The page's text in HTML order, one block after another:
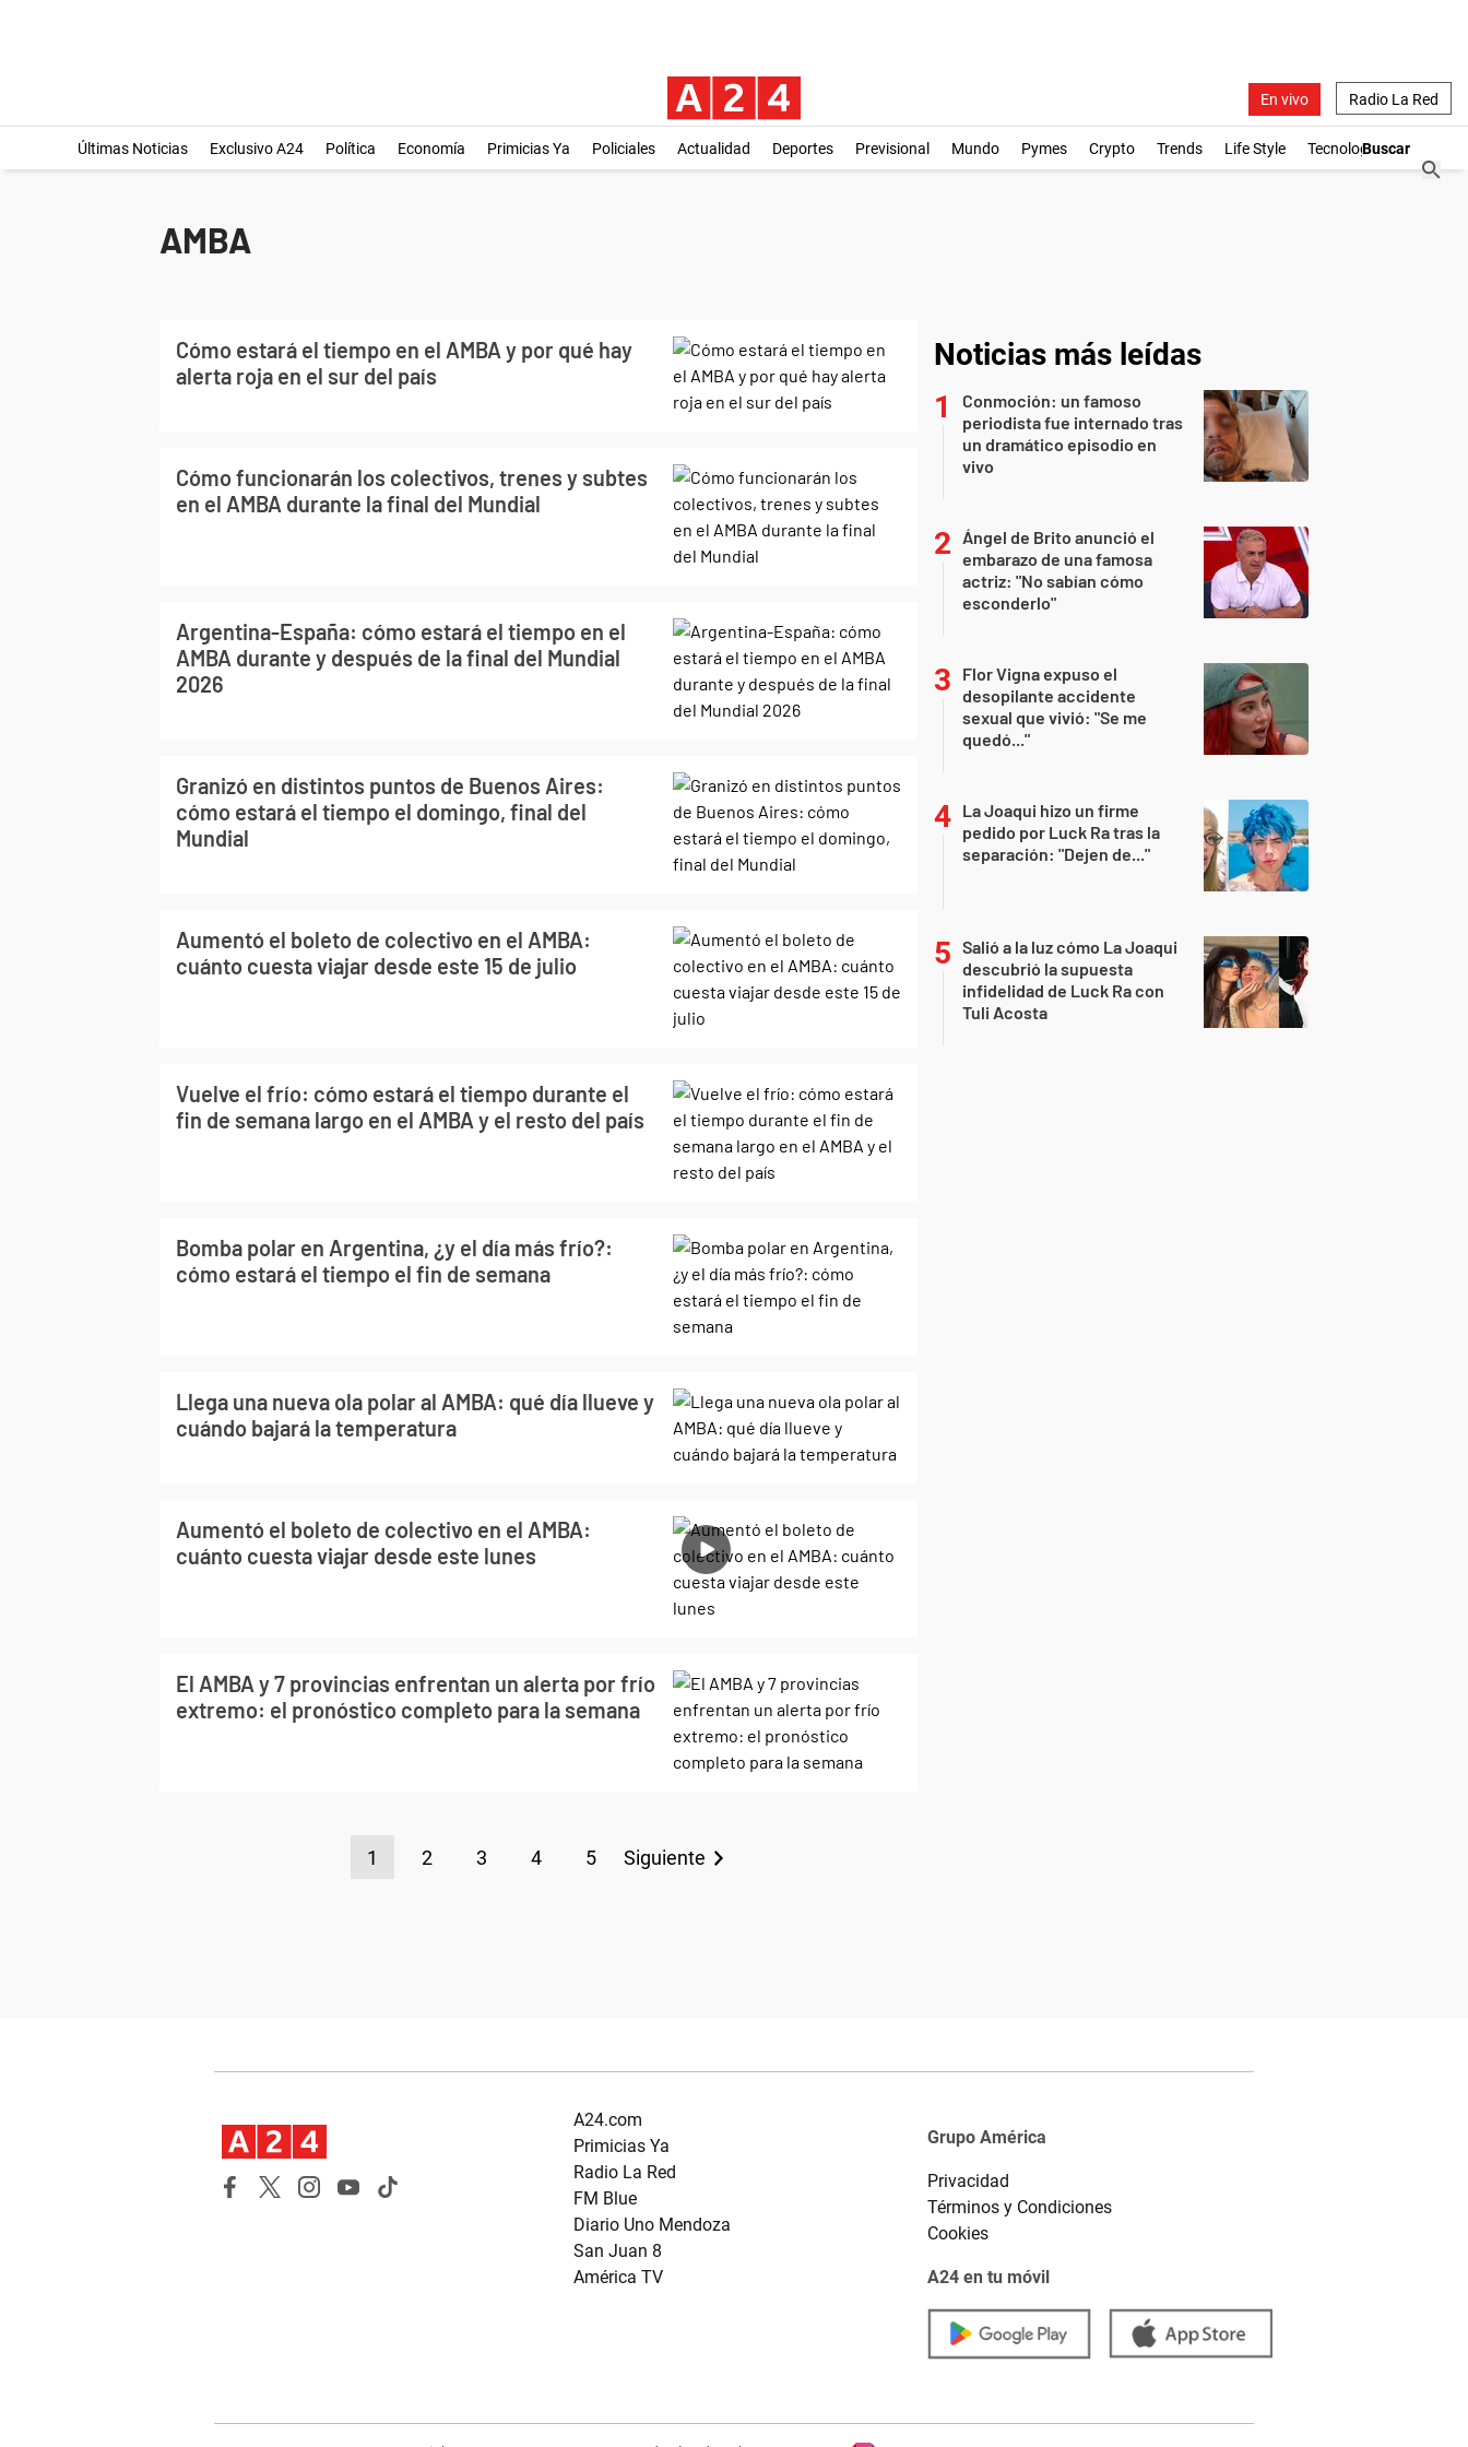
En vivo Radio La Red
Últimas Noticias Exclusivo A24 Política Economía Primicias Ya Policiales Actualidad Deportes Previsional Mundo Pymes Crypto Trends Life Style Tecnología
AMBA
Cómo estará el tiempo en el AMBA y por qué hay
alerta roja en el sur del país
Cómo funcionarán los colectivos, trenes y subtes
en el AMBA durante la final del Mundial
Argentina-España: cómo estará el tiempo en el
AMBA durante y después de la final del Mundial
2026
Granizó en distintos puntos de Buenos Aires:
cómo estará el tiempo el domingo, final del
Mundial
Aumentó el boleto de colectivo en el AMBA:
cuánto cuesta viajar desde este 15 de julio
Vuelve el frío: cómo estará el tiempo durante el
fin de semana largo en el AMBA y el resto del país
Bomba polar en Argentina, ¿y el día más frío?:
cómo estará el tiempo el fin de semana
Llega una nueva ola polar al AMBA: qué día llueve y
cuándo bajará la temperatura
Aumentó el boleto de colectivo en el AMBA:
cuánto cuesta viajar desde este lunes
El AMBA y 7 provincias enfrentan un alerta por frío
extremo: el pronóstico completo para la semana
1 2 3 4 5 Siguiente
Noticias más leídas
Conmoción: un famoso
periodista fue internado tras
un dramático episodio en
vivo
Ángel de Brito anunció el
embarazo de una famosa
actriz: "No sabían cómo
esconderlo"
Flor Vigna expuso el
desopilante accidente
sexual que vivió: "Se me
quedó..."
La Joaqui hizo un firme
pedido por Luck Ra tras la
separación: "Dejen de..."
Salió a la luz cómo La Joaqui
descubrió la supuesta
infidelidad de Luck Ra con
Tuli Acosta
A24.com
Primicias Ya
Radio La Red
FM Blue
Diario Uno Mendoza
San Juan 8
América TV
Grupo América
Privacidad
Términos y Condiciones
Cookies
A24 en tu móvil